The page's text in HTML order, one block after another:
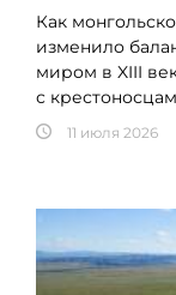
Как
изменило
миром в XIII
с
11 июля 2026